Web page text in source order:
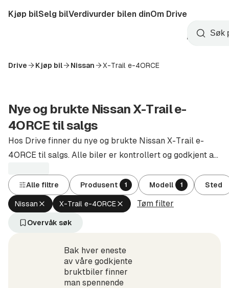
til
Startside
Kjøp bilSelg bilVerdivurder bilen dinOm Drive
Opprett
konto
Søk
Drive Kjøp bil Nissan X-Trail e-4ORCE
Nye og brukte Nissan X-Trail e-
4ORCE til salgs
Hos Drive finner du nye og brukte Nissan X-Trail e-
4ORCE til salgs. Alle biler er kontrollert og godkjent av
Alle filtre Produsent 1 Modell 1 Sted
Nissan Fjern
aktivt
filter
X-Trail e-4ORCE Fjern
aktivt
e-
4ORCE
Tøm filter
Overvåk søk
Bak hver eneste
av våre godkjente
bruktbiler finner
man spennende